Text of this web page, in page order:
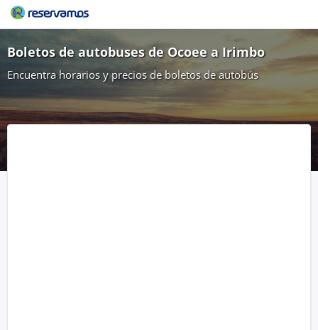
Boletos de autobuses de Ocoee a Irimbo
Encuentra horarios y precios de boletos de autobús